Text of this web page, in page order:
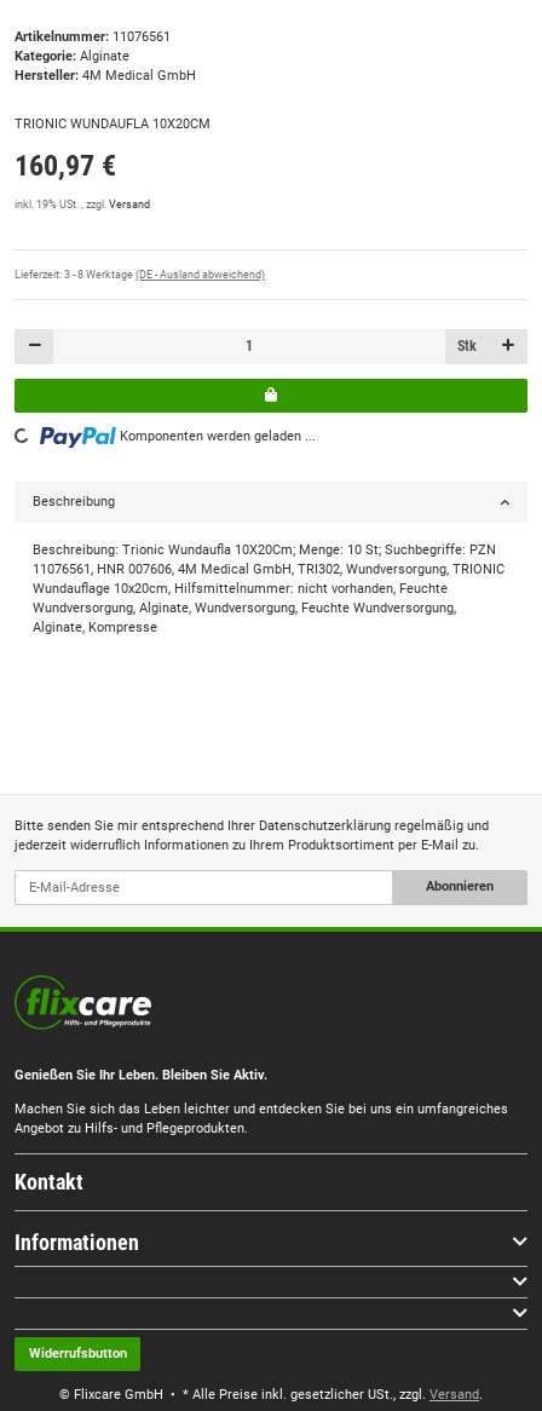
Artikelnummer: 11076561
Kategorie: Alginate
Hersteller: 4M Medical GmbH
TRIONIC WUNDAUFLA 10X20CM
160,97 €
inkl. 19% USt. , zzgl. Versand
Lieferzeit: 3 - 8 Werktage (DE - Ausland abweichend)
Stk
Loading... Komponenten werden geladen ...
Beschreibung
Beschreibung: Trionic Wundaufla 10X20Cm; Menge: 10 St; Suchbegriffe: PZN
11076561, HNR 007606, 4M Medical GmbH, TRI302, Wundversorgung, TRIONIC
Wundauflage 10x20cm, Hilfsmittelnummer: nicht vorhanden, Feuchte
Wundversorgung, Alginate, Wundversorgung, Feuchte Wundversorgung,
Alginate, Kompresse
Bitte senden Sie mir entsprechend Ihrer Datenschutzerklärung regelmäßig und
jederzeit widerruflich Informationen zu Ihrem Produktsortiment per E-Mail zu.
Abonnieren
Genießen Sie Ihr Leben. Bleiben Sie Aktiv.
Machen Sie sich das Leben leichter und entdecken Sie bei uns ein umfangreiches
Angebot zu Hilfs- und Pflegeprodukten.
Kontakt
Informationen
Widerrufsbutton
© Flixcare GmbH • * Alle Preise inkl. gesetzlicher USt., zzgl. Versand.